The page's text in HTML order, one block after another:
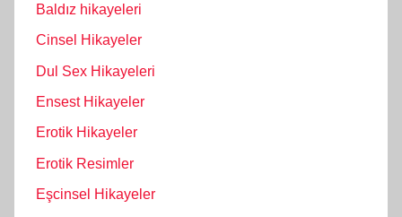
Baldız hikayeleri
Cinsel Hikayeler
Dul Sex Hikayeleri
Ensest Hikayeler
Erotik Hikayeler
Erotik Resimler
Eşcinsel Hikayeler